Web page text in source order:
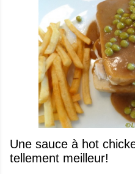
Une sauce à hot
tellement meilleur!